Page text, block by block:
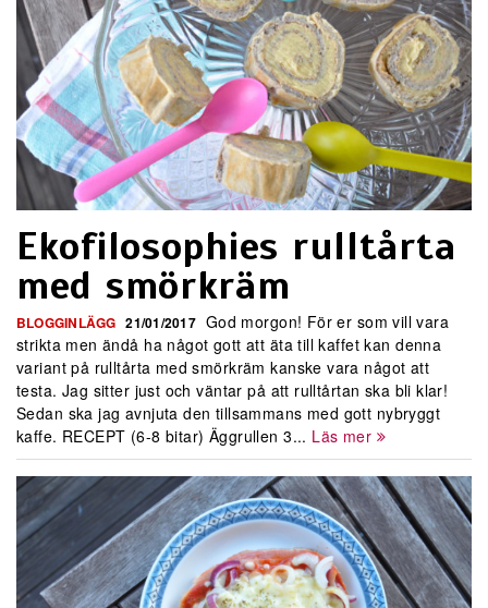
Ekofilosophies rulltårta
med smörkräm
BLOGGINLÄGG 21/01/2017God morgon! För er som vill vara
strikta men ändå ha något gott att äta till kaffet kan denna
variant på rulltårta med smörkräm kanske vara något att
testa. Jag sitter just och väntar på att rulltårtan ska bli klar!
Sedan ska jag avnjuta den tillsammans med gott nybryggt
kaffe. RECEPT (6-8 bitar) Äggrullen 3... Läs mer